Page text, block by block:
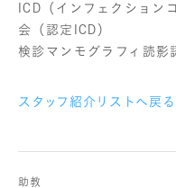
ICD（インフェクション
会（認定ICD）
検診マンモグラフィ読影
スタッフ紹介リストへ戻る
助教